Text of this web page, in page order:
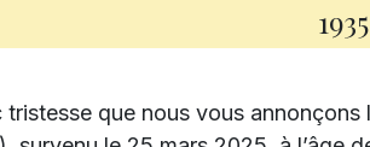
1935
tristesse que nous vous